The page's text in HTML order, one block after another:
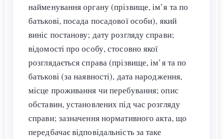
найменування органу (прізвище, ім’я та по
батькові, посада посадової особи), який
виніс постанову; дату розгляду справи;
відомості про особу, стосовно якої
розглядається справа (прізвище, ім’я та по
батькові (за наявності), дата народження,
місце проживання чи перебування; опис
обставин, установлених під час розгляду
справи; зазначення нормативного акта, що
передбачає відповідальність за таке